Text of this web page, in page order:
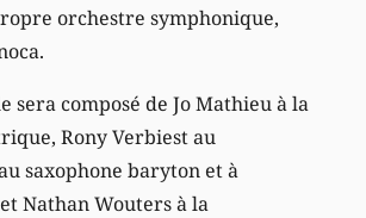
orchestre symphonique,
sera composé de Jo Mathieu à la
Rony Verbiest au
saxophone baryton et à
Nathan Wouters à la